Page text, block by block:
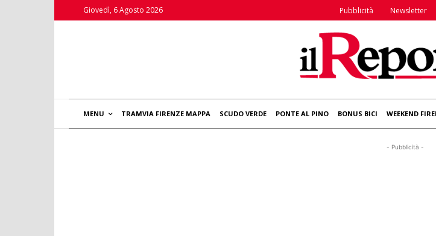
Giovedì, 6 Agosto 2026 Pubblicità Newsletter
MENU TRAMVIA FIRENZE MAPPA SCUDO VERDE PONTE AL PINO BONUS BICI WEEKEND
- Pubblicità -